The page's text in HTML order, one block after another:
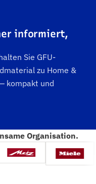
informiert,
Sie GFU-
zu Home &
kompakt und
Organisation.